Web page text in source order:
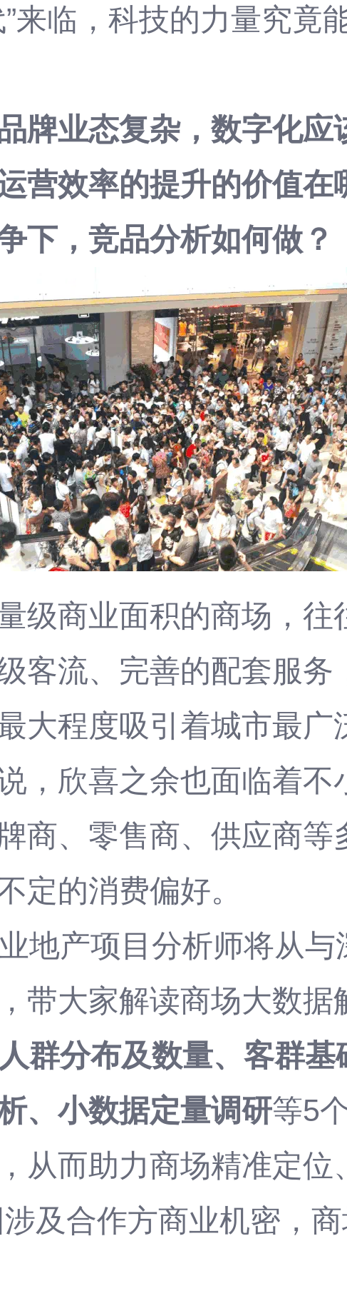
来临，科技的力量究竟
牌业态复杂，数字化应
营效率的提升的价值在
下，竞品分析如何做？
级商业面积的商场，往
客流、完善的配套服务
大程度吸引着城市最广
，欣喜之余也面临着不
商、零售商、供应商等
定的消费偏好。
地产项目分析师将从
带大家解读商场大数据
人群分布及数量、客群
、小数据定量调研等5
从而助力商场精准定位
及合作方商业机密，